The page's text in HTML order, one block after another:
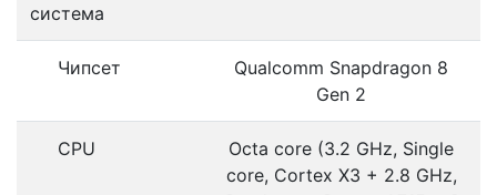
система
Чипсет
Qualcomm Snapdragon 8
Gen 2
CPU
Octa core (3.2 GHz, Single
core, Cortex X3 + 2.8 GHz,